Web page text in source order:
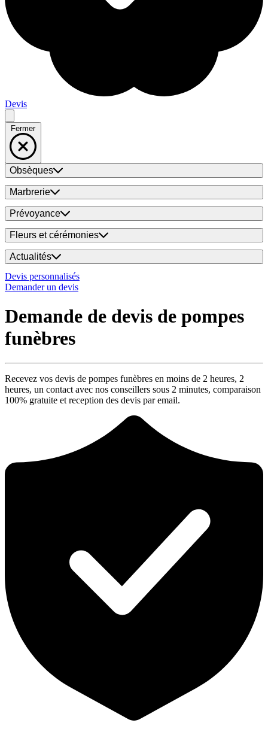
Devis
Fermer
Obsèques
Marbrerie
Prévoyance
Fleurs et cérémonies
Actualités
Devis personnalisés
Demander un devis
Demande de devis de pompes
funèbres
Recevez vos devis de pompes funèbres en moins de 2 heures, 2
heures, un contact avec nos conseillers sous 2 minutes, comparaison
100% gratuite et reception des devis par email.